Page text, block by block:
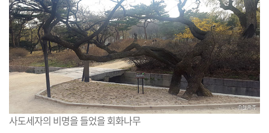
사도세자의 비명을 들었을 회화나무